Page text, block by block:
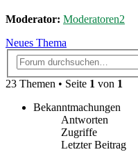
Moderator: Moderatoren2
Neues Thema
23 Themen • Seite 1 von 1
Bekanntmachungen
Antworten
Zugriffe
Letzter Beitrag